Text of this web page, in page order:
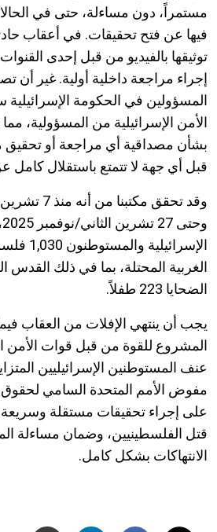
مستمراً، دون مساءلة، حتى في
فيها عن فتح تحقيقات. في أعقاب
توثيقها بالفيديو من قبل إحدى
إجراء مراجعة داخلية أولية. غير أن
المسؤولين في الحكومة
الأمن الإسرائيلية من المسؤولية،
بشأن مصداقية أي مراجعة أو
قبل أي جهة لا تتمتع باستقلال كامل
الغربية المحتلة، بما في ذلك القدس
الضحايا 223 طفلاً.
يجب أن ينتهي الإفلات من العقاب
المشروع للقوة من قبل قوات الأمن
عنف المستوطنين الإسرائيليين
مفوض الأمم المتحدة السامي لحقوق
على إجراء تحقيقات مستقلة
قتل الفلسطينيين، وضمان مساءلة
الانتهاكات بشكل كامل.